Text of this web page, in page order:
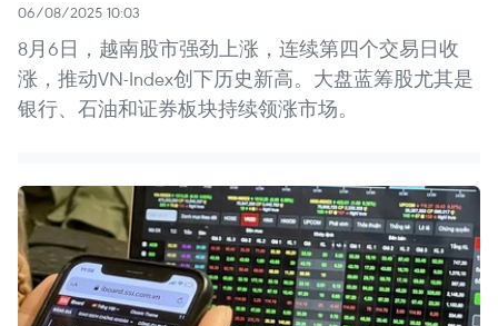
06/08/2025 10:03
8月6日，越南股市强劲上涨，连续第四个交易日收
涨，推动VN-Index创下历史新高。大盘蓝筹股尤其是
银行、石油和证券板块持续领涨市场。